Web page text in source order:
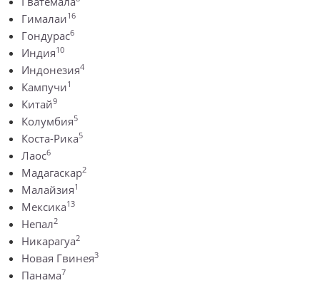
Гималаи16
Гондурас6
Индия10
Индонезия4
Кампучи1
Китай9
Колумбия5
Коста-Рика5
Лаос6
Мадагаскар2
Малайзия1
Мексика13
Непал2
Никарагуа2
Новая Гвинея3
Панама7